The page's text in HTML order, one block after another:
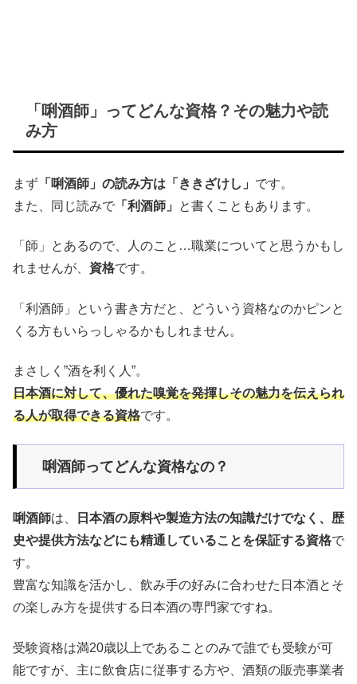
「唎酒師」ってどんな資格？その魅力や読
み方
まず 「唎酒師」の読み方は「ききざけし」 です。
また、同じ読みで 「利酒師」 と書くこともあります。
「師」とあるので、人のこと…職業についてと思うかもし
れませんが、 資格です。
「利酒師」という書き方だと、どういう資格なのかピンと
くる方もいらっしゃるかもしれません。
まさしく”酒を利く人”。
日本酒に対して、優れた嗅覚を発揮しその魅力を伝えられ
る人が取得できる資格です。
唎酒師ってどんな資格なの？
唎酒師は、
日本酒の原料や製造方法の知識だけでなく、歴
史や提供方法などにも精通していることを保証する資格で
す。
豊富な知識を活かし、飲み手の好みに合わせた日本酒とそ
の楽しみ方を提供する日本酒の専門家ですね。
受験資格は満20歳以上であることのみで誰でも受験が可
能ですが、主に飲食店に従事する方や、酒類の販売事業者